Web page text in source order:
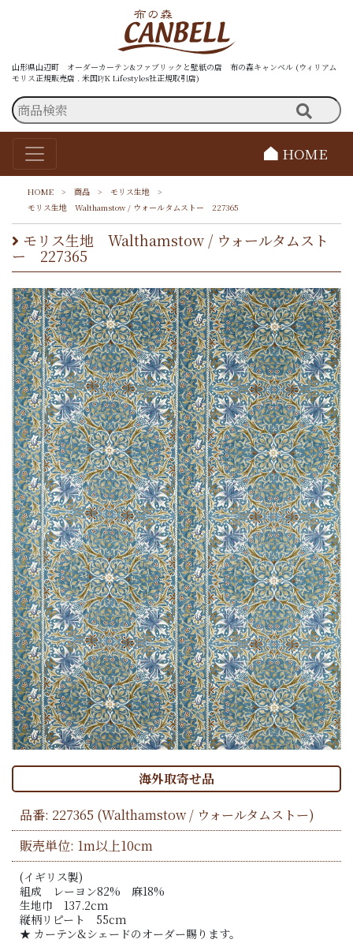
山形県山辺町 オーダーカーテン&ファブリックと壁紙の店 布の森キャンベル (ウィリアム
モリス正規販売店 . 米国P/K Lifestyles社正規取引店)
HOME
HOME > 商品 > モリス生地
>
モリス生地 Walthamstow / ウォールタムストー 227365
モリス生地 Walthamstow / ウォールタムスト
ー 227365
海外取寄せ品
品番: 227365 (Walthamstow / ウォールタムストー)
販売単位: 1m以上10cm
(イギリス製)
組成 レーヨン82% 麻18%
生地巾 137.2cm
縦柄リピート 55cm
★ カーテン&シェードのオーダー賜ります。